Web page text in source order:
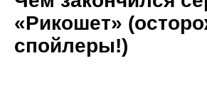
«Рикошет»
спойлеры!)